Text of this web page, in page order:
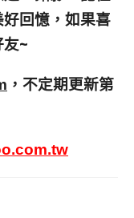
回憶， 如果喜
友~
，不定期更新第